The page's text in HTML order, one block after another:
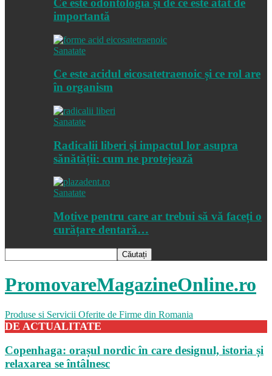
Ce este odontologia și de ce este atât de
importantă
Sanatate
Ce este acidul eicosatetraenoic și ce rol are
în organism
Sanatate
Radicalii liberi și impactul lor asupra
sănătății: cum ne protejează
Sanatate
Motive pentru care ar trebui să vă faceți o
curățare dentară…
PromovareMagazineOnline.ro
Produse si Servicii Oferite de Firme din Romania
DE ACTUALITATE
Copenhaga: orașul nordic în care designul, istoria și
relaxarea se întâlnesc